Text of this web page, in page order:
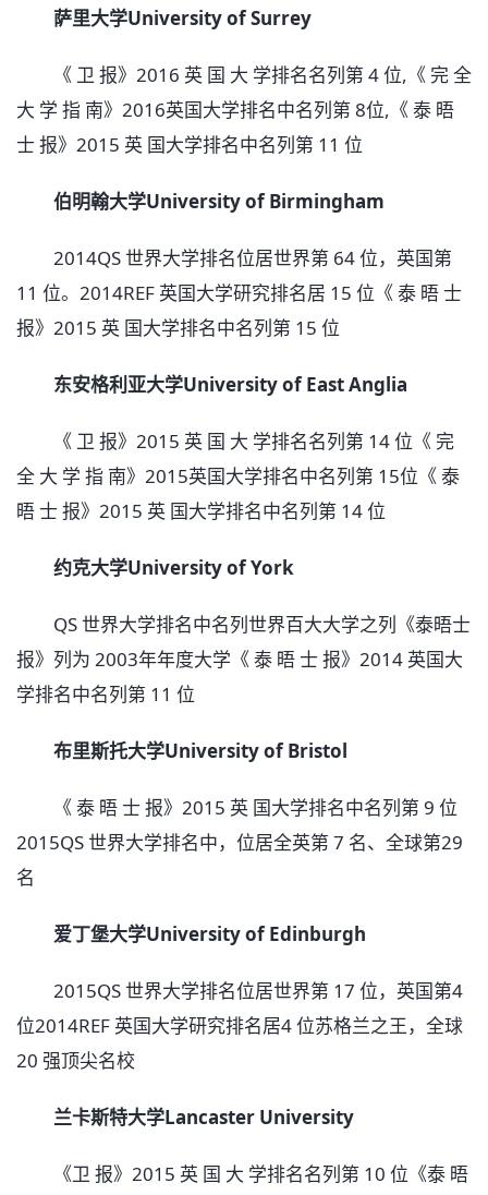
萨里大学University of Surrey
《 卫 报》2016 英 国 大 学排名名列第 4 位,《 完 全
大 学 指 南》2016英国大学排名中名列第 8位,《 泰 晤
士 报》2015 英 国大学排名中名列第 11 位
伯明翰大学University of Birmingham
2014QS 世界大学排名位居世界第 64 位，英国第
11 位。2014REF 英国大学研究排名居 15 位《 泰 晤 士
报》2015 英 国大学排名中名列第 15 位
东安格利亚大学University of East Anglia
《 卫 报》2015 英 国 大 学排名名列第 14 位《 完
全 大 学 指 南》2015英国大学排名中名列第 15位《 泰
晤 士 报》2015 英 国大学排名中名列第 14 位
约克大学University of York
QS 世界大学排名中名列世界百大大学之列《泰晤士
报》列为 2003年年度大学《 泰 晤 士 报》2014 英国大
学排名中名列第 11 位
布里斯托大学University of Bristol
《 泰 晤 士 报》2015 英 国大学排名中名列第 9 位
2015QS 世界大学排名中，位居全英第 7 名、全球第29
名
爱丁堡大学University of Edinburgh
2015QS 世界大学排名位居世界第 17 位，英国第4
位2014REF 英国大学研究排名居4 位苏格兰之王，全球
20 强顶尖名校
兰卡斯特大学Lancaster University
《卫 报》2015 英 国 大 学排名名列第 10 位《泰 晤